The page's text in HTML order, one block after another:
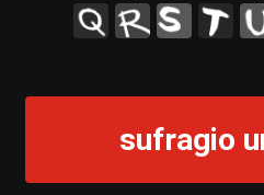
I
J K L
sufragio